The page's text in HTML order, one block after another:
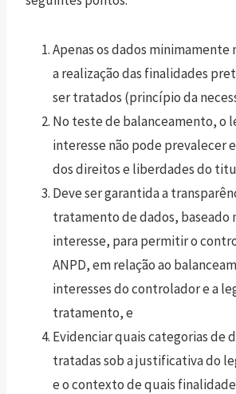
Apenas os dados minimamente
a realização das finalidades
ser tratados (princípio da
No teste de balanceamento, o
interesse não pode prevalecer
dos direitos e liberdades do
Deve ser garantida a
tratamento de dados, baseado
interesse, para permitir o
ANPD, em relação ao
interesses do controlador e a
tratamento, e
Evidenciar quais categorias de
tratadas sob a justificativa do
e o contexto de quais